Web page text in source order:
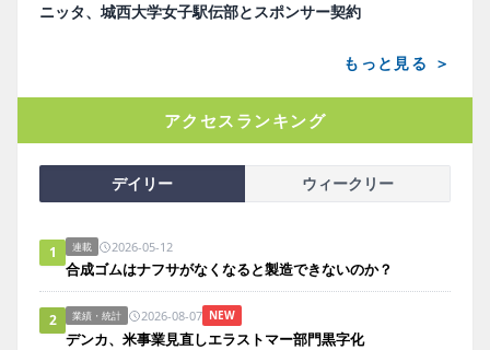
ニッタ、城西大学女子駅伝部とスポンサー契約
もっと見る ＞
アクセスランキング
デイリー ウィークリー
1 連載 2026-05-12
合成ゴムはナフサがなくなると製造できないのか？
2 業績・統計 2026-08-07 NEW
デンカ、米事業見直しエラストマー部門黒字化